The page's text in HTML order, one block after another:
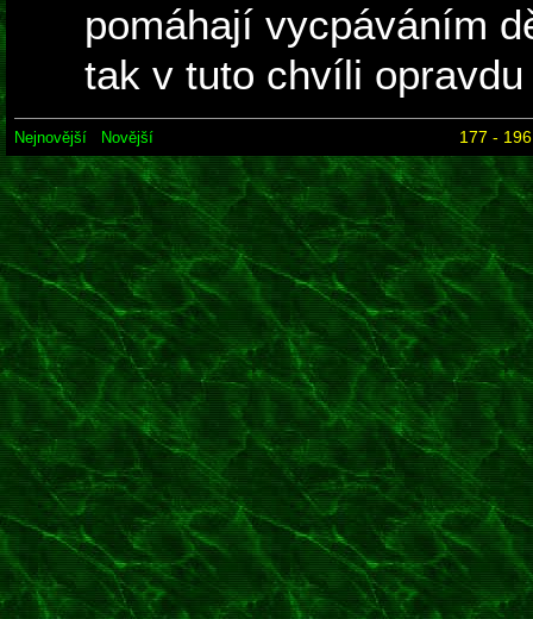
pomáhají vycpáváním
tak v tuto chvíli
Nejnovější Novější 177 -